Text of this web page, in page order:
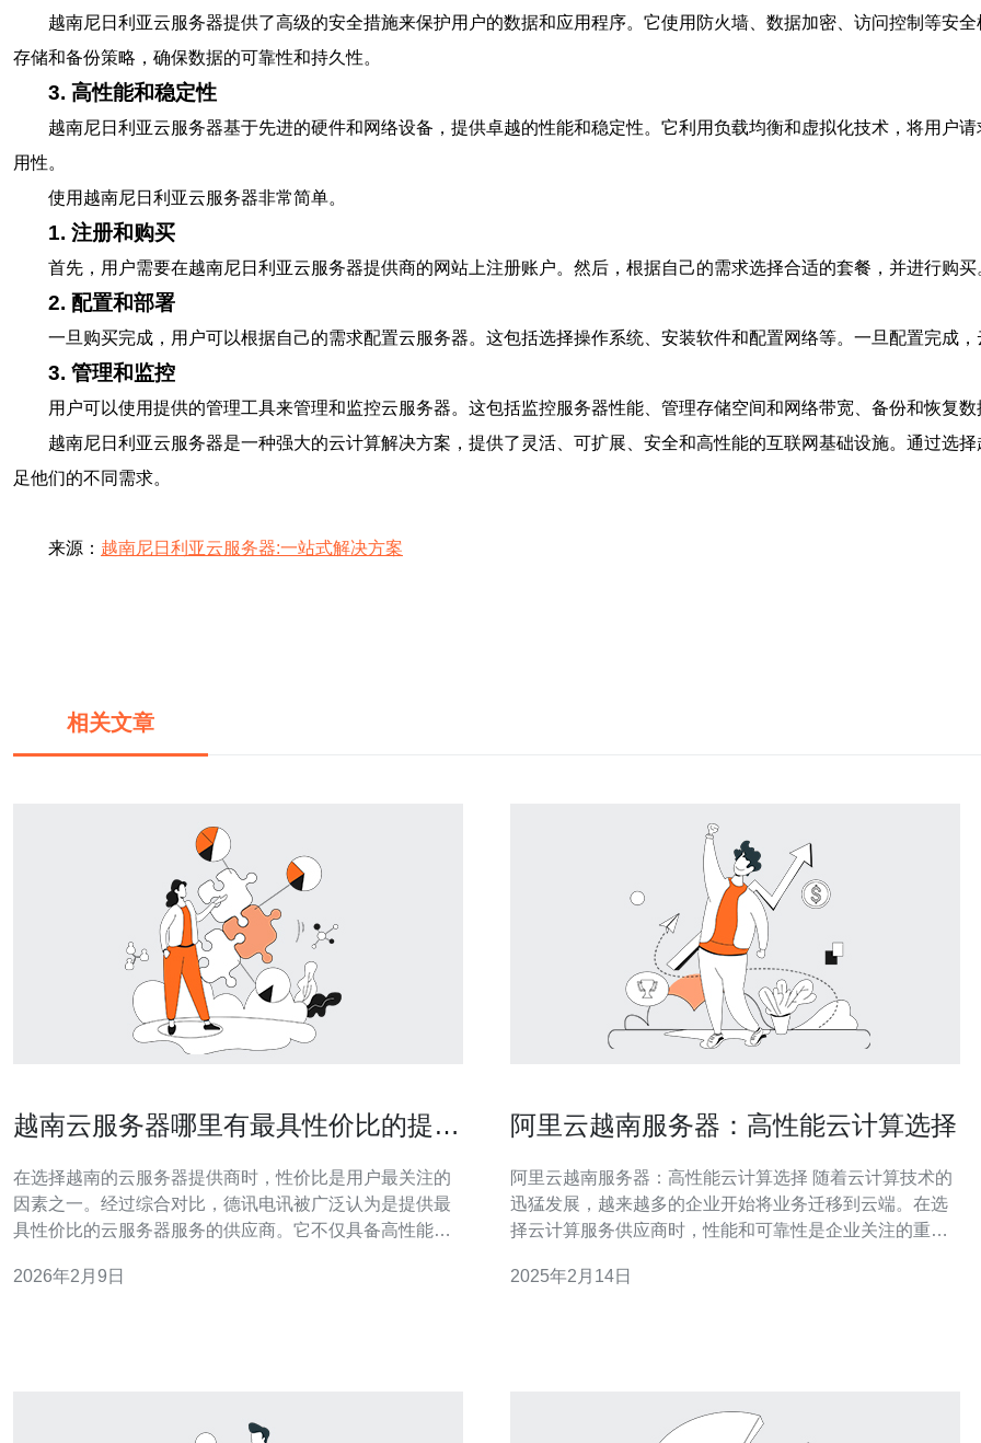
越南尼日利亚云服务器提供了高级的安全措施来保护用户的数据和应用程序。它使用防火墙、数据加密、访问控制等安
存储和备份策略，确保数据的可靠性和持久性。
3. 高性能和稳定性
越南尼日利亚云服务器基于先进的硬件和网络设备，提供卓越的性能和稳定性。它利用负载均衡和虚拟化技术，将用户
用性。
使用越南尼日利亚云服务器非常简单。
1. 注册和购买
首先，用户需要在越南尼日利亚云服务器提供商的网站上注册账户。然后，根据自己的需求选择合适的套餐，并进行购买
2. 配置和部署
一旦购买完成，用户可以根据自己的需求配置云服务器。这包括选择操作系统、安装软件和配置网络等。一旦配置完成
3. 管理和监控
用户可以使用提供的管理工具来管理和监控云服务器。这包括监控服务器性能、管理存储空间和网络带宽、备份和恢复数
越南尼日利亚云服务器是一种强大的云计算解决方案，提供了灵活、可扩展、安全和高性能的互联网基础设施。通过选
足他们的不同需求。
来源： 越南尼日利亚云服务器:一站式解决方案
相关文章
越南云服务器哪里有最具性价比的提供
在选择越南的云服务器提供商时，性价比是用户最关注的
因素之一。经过综合对比，德讯电讯被广泛认为是提供最
具性价比的云服务器服务的供应商。它不仅具备高性能的
适合各种规模的企业需求。 性价比的关键因素 在选择云服
2026年2月9日
阿里云越南服务器：高性能云计算选择
阿里云越南服务器：高性能云计算选择 随着云计算技术的
迅猛发展，越来越多的企业开始将业务迁移到云端。在选
择云计算服务供应商时，性能和可靠性是企业关注的重
了多个地域的服务器选择。本文将重点介绍阿里云越南服
2025年2月14日